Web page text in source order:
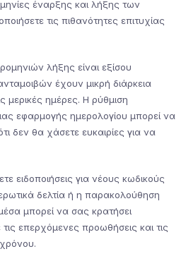
έναρξης και λήξης των
τις πιθανότητες επιτυχίας
λήξης είναι εξίσου
έχουν μικρή διάρκεια
μερικές ημέρες. Η ρύθμιση
εφαρμογής ημερολογίου μπορεί να
δεν θα χάσετε ευκαιρίες για να
ειδοποιήσεις για νέους κωδικούς
δελτία ή η παρακολούθηση
μπορεί να σας κρατήσει
επερχόμενες προωθήσεις και τις